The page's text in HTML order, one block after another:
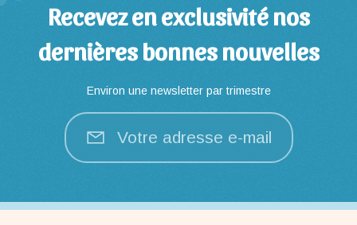
Recevez en exclusivité nos
dernières bonnes nouvelles
Environ une newsletter par trimestre
Votre adresse e-mail